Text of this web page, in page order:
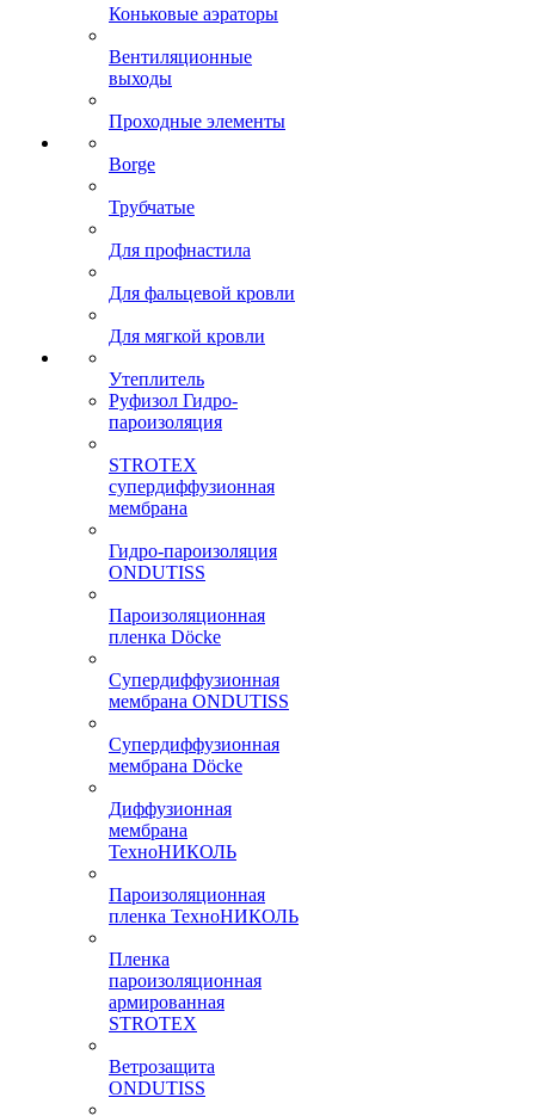
Коньковые аэраторы
Вентиляционные
выходы
Проходные элементы
Borge
Трубчатые
Для профнастила
Для фальцевой кровли
Для мягкой кровли
Утеплитель
Руфизол Гидро-
пароизоляция
STROTEX
супердиффузионная
мембрана
Гидро-пароизоляция
ONDUTISS
Пароизоляционная
пленка Döcke
Супердиффузионная
мембрана ONDUTISS
Супердиффузионная
мембрана Döcke
Диффузионная
мембрана
ТехноНИКОЛЬ
Пароизоляционная
пленка ТехноНИКОЛЬ
Пленка
пароизоляционная
армированная
STROTEX
Ветрозащита
ONDUTISS